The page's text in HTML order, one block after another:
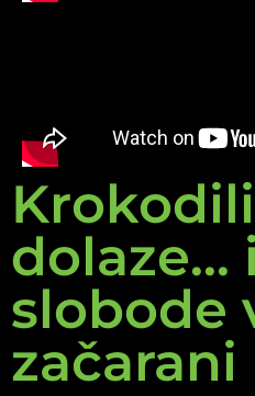
Krokodili
dolaze...
slobode